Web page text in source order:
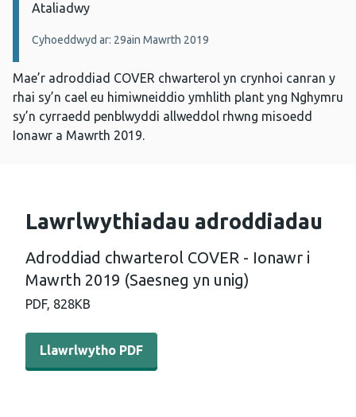
Ataliadwy
Cyhoeddwyd ar: 29ain Mawrth 2019
Mae’r adroddiad COVER chwarterol yn crynhoi canran y
rhai sy’n cael eu himiwneiddio ymhlith plant yng Nghymru
sy’n cyrraedd penblwyddi allweddol rhwng misoedd
Ionawr a Mawrth 2019.
Lawrlwythiadau adroddiadau
Adroddiad chwarterol COVER - Ionawr i
Mawrth 2019 (Saesneg yn unig)
PDF, 828KB
Llawrlwytho PDF - Adroddiad chwarterol COVER -
Llawrlwytho PDF